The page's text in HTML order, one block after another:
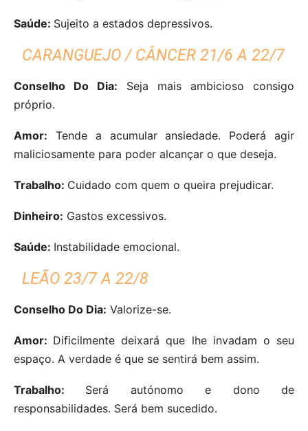
Saúde: Sujeito a estados depressivos.
CARANGUEJO / CÂNCER 21/6 A 22/7
Conselho Do Dia: Seja mais ambicioso consigo
próprio.
Amor: Tende a acumular ansiedade. Poderá agir
maliciosamente para poder alcançar o que deseja.
Trabalho: Cuidado com quem o queira prejudicar.
Dinheiro: Gastos excessivos.
Saúde: Instabilidade emocional.
LEÃO 23/7 A 22/8
Conselho Do Dia: Valorize-se.
Amor: Dificilmente deixará que lhe invadam o seu
espaço. A verdade é que se sentirá bem assim.
Trabalho: Será autónomo e dono de
responsabilidades. Será bem sucedido.